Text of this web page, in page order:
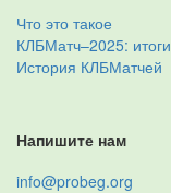
Что это такое
КЛБМатч–2025: итоги
История КЛБМатчей
Напишите нам
info@probeg.org